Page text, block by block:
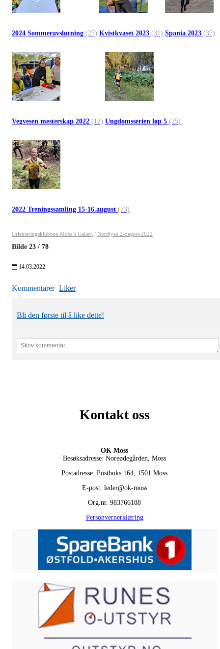
2024 Sommeravslutning (27) Kvistkvaset 2023 (31) Spania 2023 (37)
Vegvesen mesterskap 2022 (12) Ungdomsserien løp 5 (25)
2022 Treningssamling 15-16.august (73)
Orienteringsklubben Moss 's Galleri / Nordjysk 2-dagers 2022
Bilde 23 / 78
14.03.2022
Kommentarer Liker
Bli den første til å like dette!
Kontakt oss
OK Moss
Besøksadresse: Noreødegården, Moss
Postadresse: Postboks 164, 1501 Moss
E-post: leder@ok-moss
Org.nr. 983766188
Personvernerklæring